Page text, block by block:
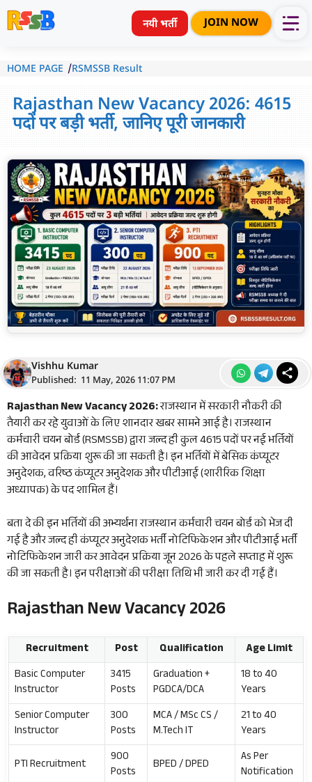
Skip
नयी भर्ती JOIN NOW
HOME PAGE /RSMSSB Result
Rajasthan New Vacancy 2026: 4615
पदों पर बड़ी भर्ती, जानिए पूरी जानकारी
Vishhu Kumar
Published: 11 May, 2026 11:07 PM
Rajasthan New Vacancy 2026:राजस्थान में सरकारी नौकरी की
तैयारी कर रहे युवाओं के लिए शानदार खबर सामने आई है। राजस्थान
कर्मचारी चयन बोर्ड (RSMSSB) द्वारा जल्द ही कुल 4615 पदों पर नई भर्तियों
की आवेदन प्रक्रिया शुरू की जा सकती है। इन भर्तियों में बेसिक कंप्यूटर
अनुदेशक, वरिष्ठ कंप्यूटर अनुदेशक और पीटीआई (शारीरिक शिक्षा
अध्यापक) के पद शामिल हैं।
बता दे की इन भर्तियों की अभ्यर्थना राजस्थान कर्मचारी चयन बोर्ड को भेज दी
गई है और जल्द ही कंप्यूटर अनुदेशक भर्ती नोटिफिकेशन और पीटीआई भर्ती
नोटिफिकेशन जारी कर आवेदन प्रक्रिया जून 2026 के पहले सप्ताह में शुरू
की जा सकती है। इन परीक्षाओं की परीक्षा तिथि भी जारी कर दी गई हैं।
Rajasthan New Vacancy 2026
Recruitment Post Qualification
Age Limit
Basic Computer
Instructor
3415
Posts
Graduation +
PGDCA/DCA
18 to 40
Years
Senior Computer
Instructor
300
Posts
MCA / MSc CS /
M.Tech IT
21 to 40
Years
PTI Recruitment
900
Posts
BPED / DPED
As Per
Notification